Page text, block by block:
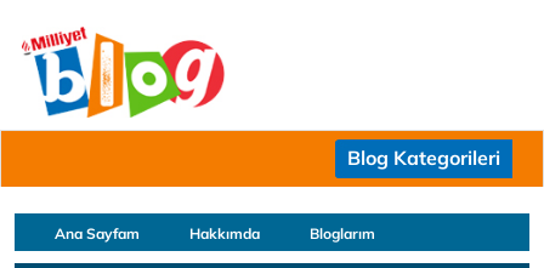
Blog Kategorileri
Ana Sayfam Hakkımda Bloglarım